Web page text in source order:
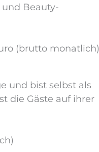
Beauty-
(brutto monatlich)
und bist selbst als
die Gäste auf ihrer